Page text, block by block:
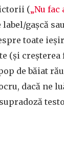
(„Nu fac
gașcă
toate
(și
de băiat
dacă ne